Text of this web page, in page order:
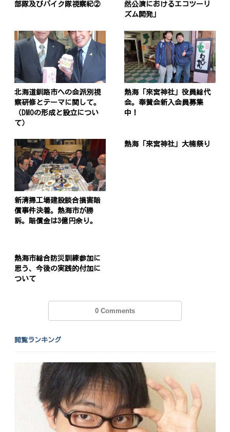
部隊及びバイク隊視察紀②
然公演におけるエコツーリ
ズム開発」
北海道釧路市への会派別視
察研修とテーマに関して。
（DMOの形成と設立につい
て）
熱海「来宮神社」役員総代
会。奉賛会新入会員募集
中！
新清掃工場建設談合損害賠
償事件決着。熱海市が勝
訴。賠償金は3億円余り。
熱海「来宮神社」大楠祭り
熱海市総合防災訓練参加に
思う、今後の実践的付加に
ついて
0 Comments
閲覧ランキング